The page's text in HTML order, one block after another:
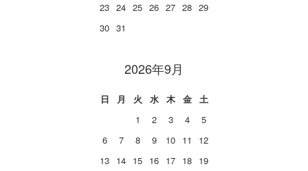
23 24 25 26 27 28 29
30 31
2026年9月
日 月 火 水 木 金
土
1
2 3 4
5
6
7 8 9 10 11
12
13 14 15 16 17 18 19